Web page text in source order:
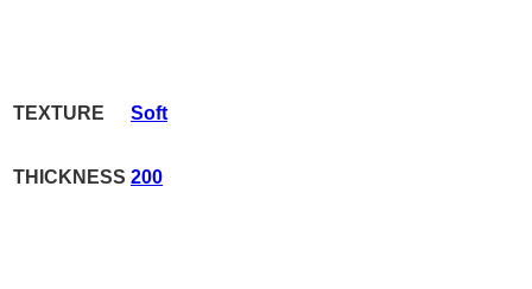
TEXTURE Soft
THICKNESS 200